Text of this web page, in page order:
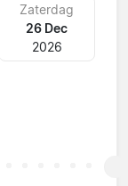
Zaterdag
26 Dec
2026